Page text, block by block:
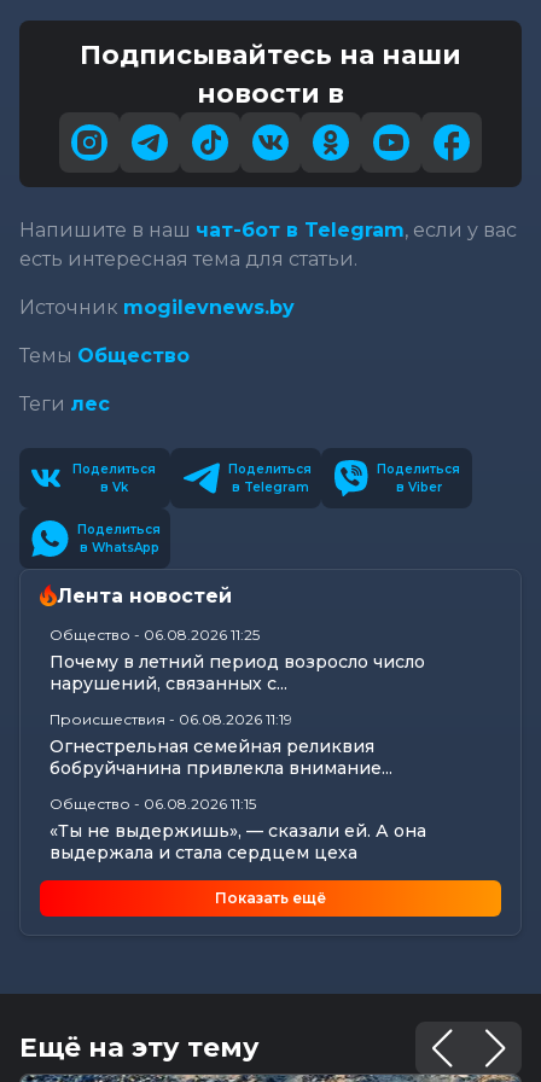
Подписывайтесь на наши
новости в
Напишите в наш чат-бот в Telegram, если у вас
есть интересная тема для статьи.
Источник mogilevnews.by
Темы Общество
Теги лес
Поделиться
в Vk
Поделиться
в Telegram
Поделиться
в Viber
Поделиться
в WhatsApp
Лента новостей
Общество - 06.08.2026 11:25
Почему в летний период возросло число
нарушений, связанных с...
Происшествия - 06.08.2026 11:19
Огнестрельная семейная реликвия
бобруйчанина привлекла внимание...
Общество - 06.08.2026 11:15
«Ты не выдержишь», — сказали ей. А она
выдержала и стала сердцем цеха
В Бобруйске с карты пенсионерки почти 800
рублей «ушли» в...
Медиадрайв в «Соснах»: журналисты «МВ»
Культура - 06.08.2026 09:35
Показать ещё
Ещё на эту тему